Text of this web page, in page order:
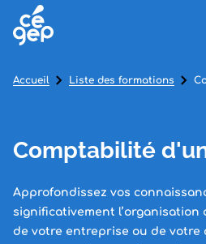
Comptabilité
Approfondissez vos
significativement
de votre entreprise ou de votre
Accueil Liste des formations